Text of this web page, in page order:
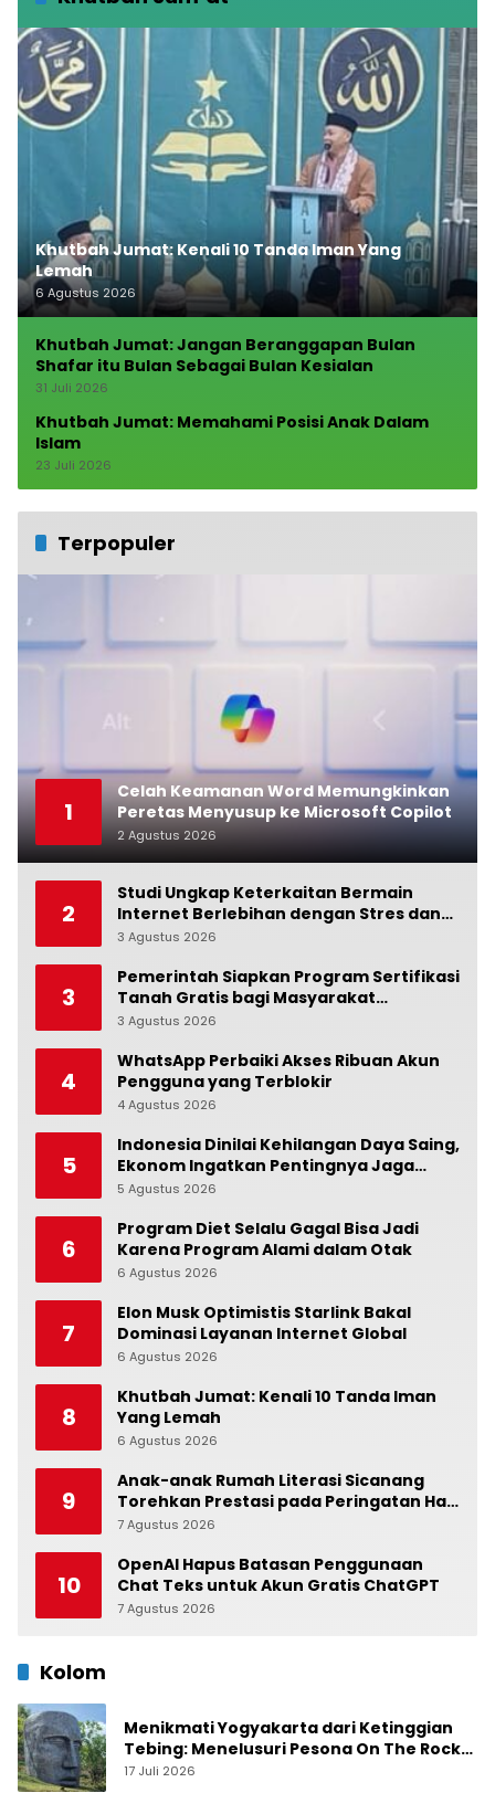
Khutbah Jumat: Kenali 10 Tanda Iman Yang
Lemah
6 Agustus 2026
Khutbah Jumat: Jangan Beranggapan Bulan
Shafar itu Bulan Sebagai Bulan Kesialan
31 Juli 2026
Khutbah Jumat: Memahami Posisi Anak Dalam
Islam
23 Juli 2026
Terpopuler
1
Celah Keamanan Word Memungkinkan
Peretas Menyusup ke Microsoft Copilot
2 Agustus 2026
2
Studi Ungkap Keterkaitan Bermain
Internet Berlebihan dengan Stres dan
Suasana Hati
3 Agustus 2026
3
Pemerintah Siapkan Program Sertifikasi
Tanah Gratis bagi Masyarakat
Berpenghasilan Rendah
3 Agustus 2026
4
WhatsApp Perbaiki Akses Ribuan Akun
Pengguna yang Terblokir
4 Agustus 2026
5
Indonesia Dinilai Kehilangan Daya Saing,
Ekonom Ingatkan Pentingnya Jaga
Independensi Bank Indonesia
5 Agustus 2026
6
Program Diet Selalu Gagal Bisa Jadi
Karena Program Alami dalam Otak
6 Agustus 2026
7
Elon Musk Optimistis Starlink Bakal
Dominasi Layanan Internet Global
6 Agustus 2026
8
Khutbah Jumat: Kenali 10 Tanda Iman
Yang Lemah
6 Agustus 2026
9
Anak-anak Rumah Literasi Sicanang
Torehkan Prestasi pada Peringatan Hari
Anak Nasional di Kecamatan Medan
7 Agustus 2026
10
OpenAI Hapus Batasan Penggunaan
Chat Teks untuk Akun Gratis ChatGPT
7 Agustus 2026
Kolom
Menikmati Yogyakarta dari Ketinggian
Tebing: Menelusuri Pesona On The Rock
Jogja yang Sedang Naik Daun
17 Juli 2026